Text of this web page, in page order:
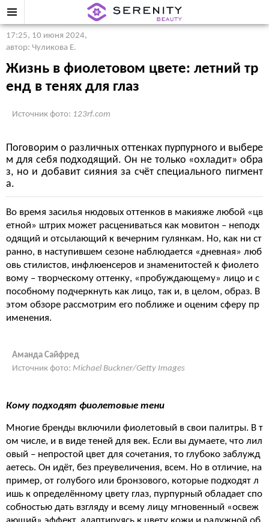
17:25, 10 июня 2024,
автор: Чуликова Е.
Жизнь в фиолетовом цвете: летний тр
енд в тенях для глаз
Источник фото: 123rf.com
Поговорим о различных оттенках пурпурного и выбере
м для себя подходящий. Он не только «охладит» обра
з, но и добавит сияния за счёт специального пигмент
а.
Во время засилья нюдовых оттенков в макияже любой «цв
етной» штрих может расцениваться как мовитон – неподх
одящий и отсылающий к вечерним гулянкам. Но, как ни ст
ранно, в наступившем сезоне наблюдается «дневная» люб
овь стилистов, инфлюенсеров и знаменитостей к фиолето
вому – творческому оттенку, «пробуждающему» лицо и с
пособному подчеркнуть как лицо, так и, в целом, образ. В
этом обзоре рассмотрим его поближе и оценим сферу пр
именения.
Аманда Сайфред
Источник фото: Michael Buckner/Getty Images
Кому подходят фиолетовые тени
Многие бренды включили фиолетовый в свои палитры. В т
ом числе, и в виде теней для век. Если вы думаете, что лил
овый – непростой цвет для сочетания, то глубоко заблужд
аетесь. Он идёт, без преувеличения, всем. Но в отличие, на
пример, от голубого или бронзового, которые подходят л
ишь к определённому цвету глаз, пурпурный обладает спо
собностью дать взгляду и всему лицу мгновенный «освеж